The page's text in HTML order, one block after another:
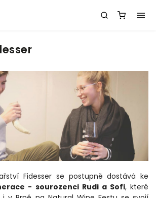
Fidesser se postupně dostává ke
- sourozenci Rudi a Sofi, které